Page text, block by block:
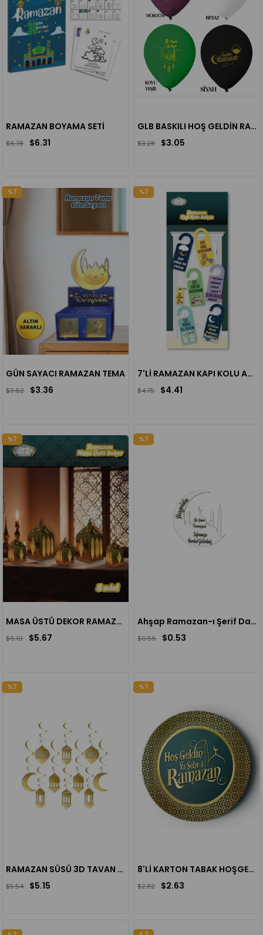
RAMAZAN BOYAMA SETİ
$6.31
$6.78
GLB BASKILI HOŞ GELDİN RAMAZAN BALON 10'LU
$3.05
$3.28
GÜN SAYACI RAMAZAN TEMA
$3.36
$3.62
%7
7'Lİ RAMAZAN KAPI KOLU ASKISI
$4.41
$4.75
%7
MASA ÜSTÜ DEKOR RAMAZAN TEMALI GOLD
$5.67
$6.10
%7
Ahşap Ramazan-ı Şerif Dağıtmalık Süs
$0.53
$0.56
%7
RAMAZAN SÜSÜ 3D TAVAN SÜS RAMAZAN GOLD 10'LU
$5.15
$5.54
%7
8'Lİ KARTON TABAK HOŞGELDİN RAMAZAN
$2.63
$2.82
%7